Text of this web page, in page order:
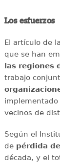
Los esfuerzos
El artículo de
que se han
las regiones
trabajo
vecinos de
Según el
de pérdida
década, y el